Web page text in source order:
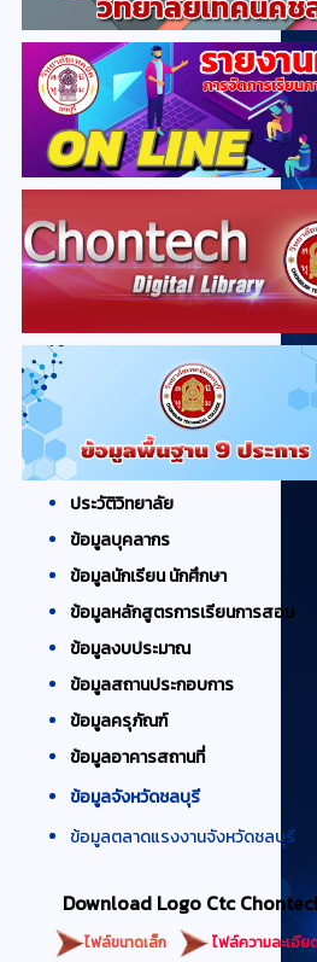
ประวัติวิทยาลัย
ข้อมูลบุคลากร
ข้อมูลนักเรียน นักศึกษา
ข้อมูลหลักสูตรการเรียนการสอน
ข้อมูลงบประมาณ
ข้อมูลสถานประกอบการ
ข้อมูลครุภัณฑ์
ข้อมูลอาคารสถานที่
ข้อมูลจังหวัดชลบุรี
ข้อมูลตลาดแรงงานจังหวัดชลบุรี
Download Logo Ctc
ไฟล์ขนาดเล็ก ไฟล์ความละเอีย